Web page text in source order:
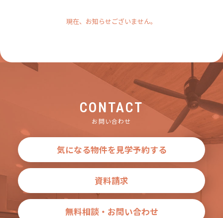
現在、お知らせございません。
CONTACT
お問い合わせ
気になる物件を見学予約する
資料請求
無料相談・お問い合わせ